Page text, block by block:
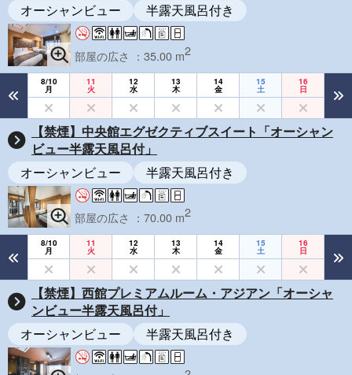
オーシャンビュー
半露天風呂付き
部屋の広さ ：35.00 m2
8/10
月
11
火
12
水
13
木
14
金
15
土
16
日
【禁煙】中央館エグゼクティブスイート「オーシャン
ビュー半露天風呂付」
オーシャンビュー
半露天風呂付き
部屋の広さ ：70.00 m2
8/10
月
11
火
12
水
13
木
14
金
15
土
16
日
【禁煙】西館プレミアムルーム・アジアン「オーシャ
ンビュー半露天風呂付」
オーシャンビュー
半露天風呂付き